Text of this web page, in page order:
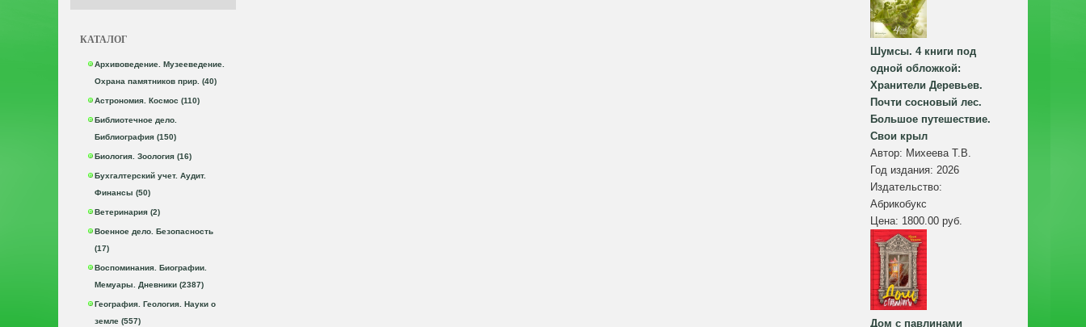
КАТАЛОГ
Архивоведение. Музееведение.
Охрана памятников прир. (40)
Астрономия. Космос (110)
Библиотечное дело.
Библиография (150)
Биология. Зоология (16)
Бухгалтерский учет. Аудит.
Финансы (50)
Ветеринария (2)
Военное дело. Безопасность
(17)
Воспоминания. Биографии.
Мемуары. Дневники (2387)
География. Геология. Науки о
земле (557)
Шумсы. 4 книги под
одной обложкой:
Хранители Деревьев.
Почти сосновый лес.
Большое путешествие.
Свои крыл
Автор: Михеева Т.В.
Год издания: 2026
Издательство:
Абрикобукс
Цена: 1800.00 руб.
Дом с павлинами